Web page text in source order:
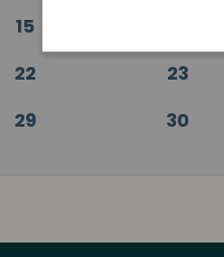
15
22 23
29 30